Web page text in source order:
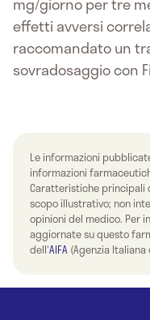
effetti avversi
raccomandato un
sovradosaggio con
Le informazioni
informazioni
Caratteristiche principali
scopo illustrativo; non
opinioni del medico. Per
aggiornate su questo
dell'AIFA (Agenzia Italiana